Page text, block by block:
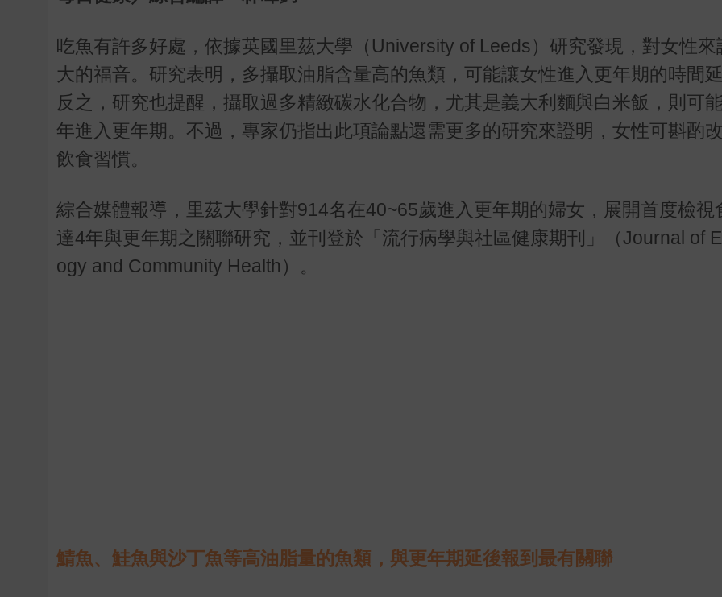
吃魚有許多好處，依據英國里茲大學（ University of Leeds）研究發現，對女性來
大的福音。研究表明，多攝取油脂含量高的魚類，可能讓女性進入更年期的時間
反之，研究也提醒，攝取過多精緻碳水化合物，尤其是義大利麵與白米飯，則可
年進入更年期。不過，專家仍指出此項論點還需更多的研究來證明，女性可斟酌
飲食習慣。
綜合媒體報導，里茲大學針對914名在40~65歲進入更年期的婦女，展開首度檢視
達4年與更年期之關聯研究，並刊登於「流行病學與社區健康期刊」（Journal of
ogy and Community Health ）。
鯖魚、鮭魚與沙丁魚等高油脂量的魚類，與更年期延後報到最有關聯